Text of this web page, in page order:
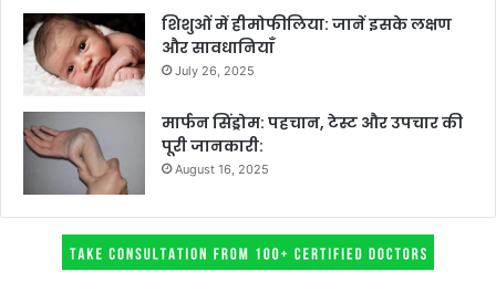
शिशुओं में हीमोफीलिया: जानें इसके लक्षण
और सावधानियाँ
July 26, 2025
मार्फन सिंड्रोम: पहचान, टेस्ट और उपचार की
पूरी जानकारी:
August 16, 2025